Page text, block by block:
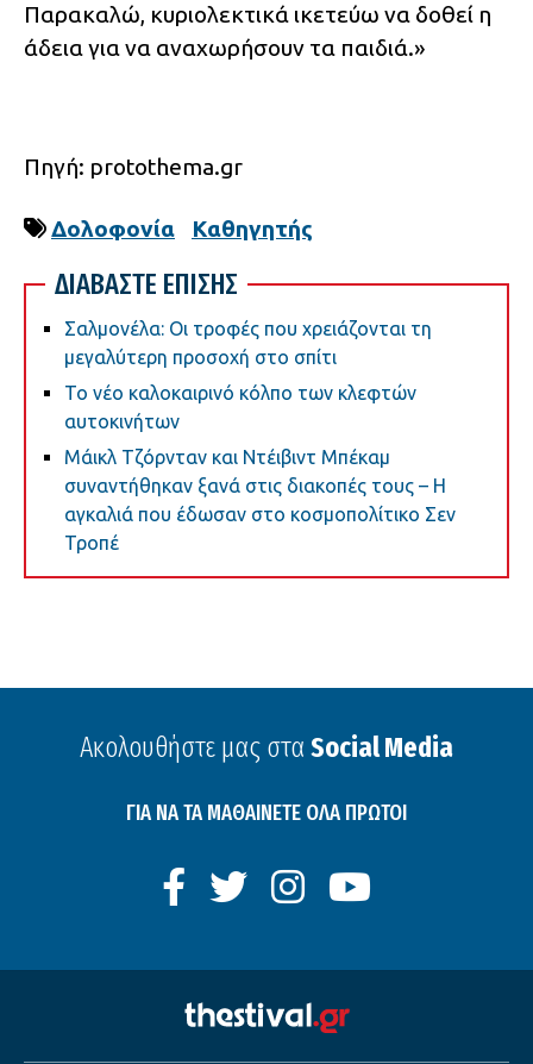
Παρακαλώ, κυριολεκτικά ικετεύω να δοθεί η
άδεια για να αναχωρήσουν τα παιδιά.»
Πηγή: protothema.gr
Δολοφονία Καθηγητής
ΔΙΑΒΑΣΤΕ ΕΠΙΣΗΣ
Σαλμονέλα: Οι τροφές που χρειάζονται τη
μεγαλύτερη προσοχή στο σπίτι
Το νέο καλοκαιρινό κόλπο των κλεφτών
αυτοκινήτων
Μάικλ Τζόρνταν και Ντέιβιντ Μπέκαμ
συναντήθηκαν ξανά στις διακοπές τους – Η
αγκαλιά που έδωσαν στο κοσμοπολίτικο Σεν
Τροπέ
Ακολουθήστε μας στα Social Media
ΓΙΑ ΝΑ ΤΑ ΜΑΘΑΙΝΕΤΕ ΟΛΑ ΠΡΩΤΟΙ